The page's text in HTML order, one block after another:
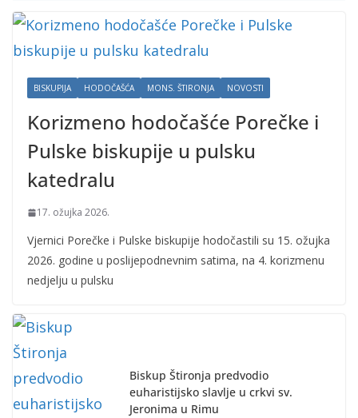
BISKUPIJA HODOČAŠĆA MONS. ŠTIRONJA NOVOSTI
Korizmeno hodočašće Porečke i
Pulske biskupije u pulsku
katedralu
17. ožujka 2026.
Vjernici Porečke i Pulske biskupije hodočastili su 15. ožujka
2026. godine u poslijepodnevnim satima, na 4. korizmenu
nedjelju u pulsku
Biskup Štironja predvodio
euharistijsko slavlje u crkvi sv.
Jeronima u Rimu